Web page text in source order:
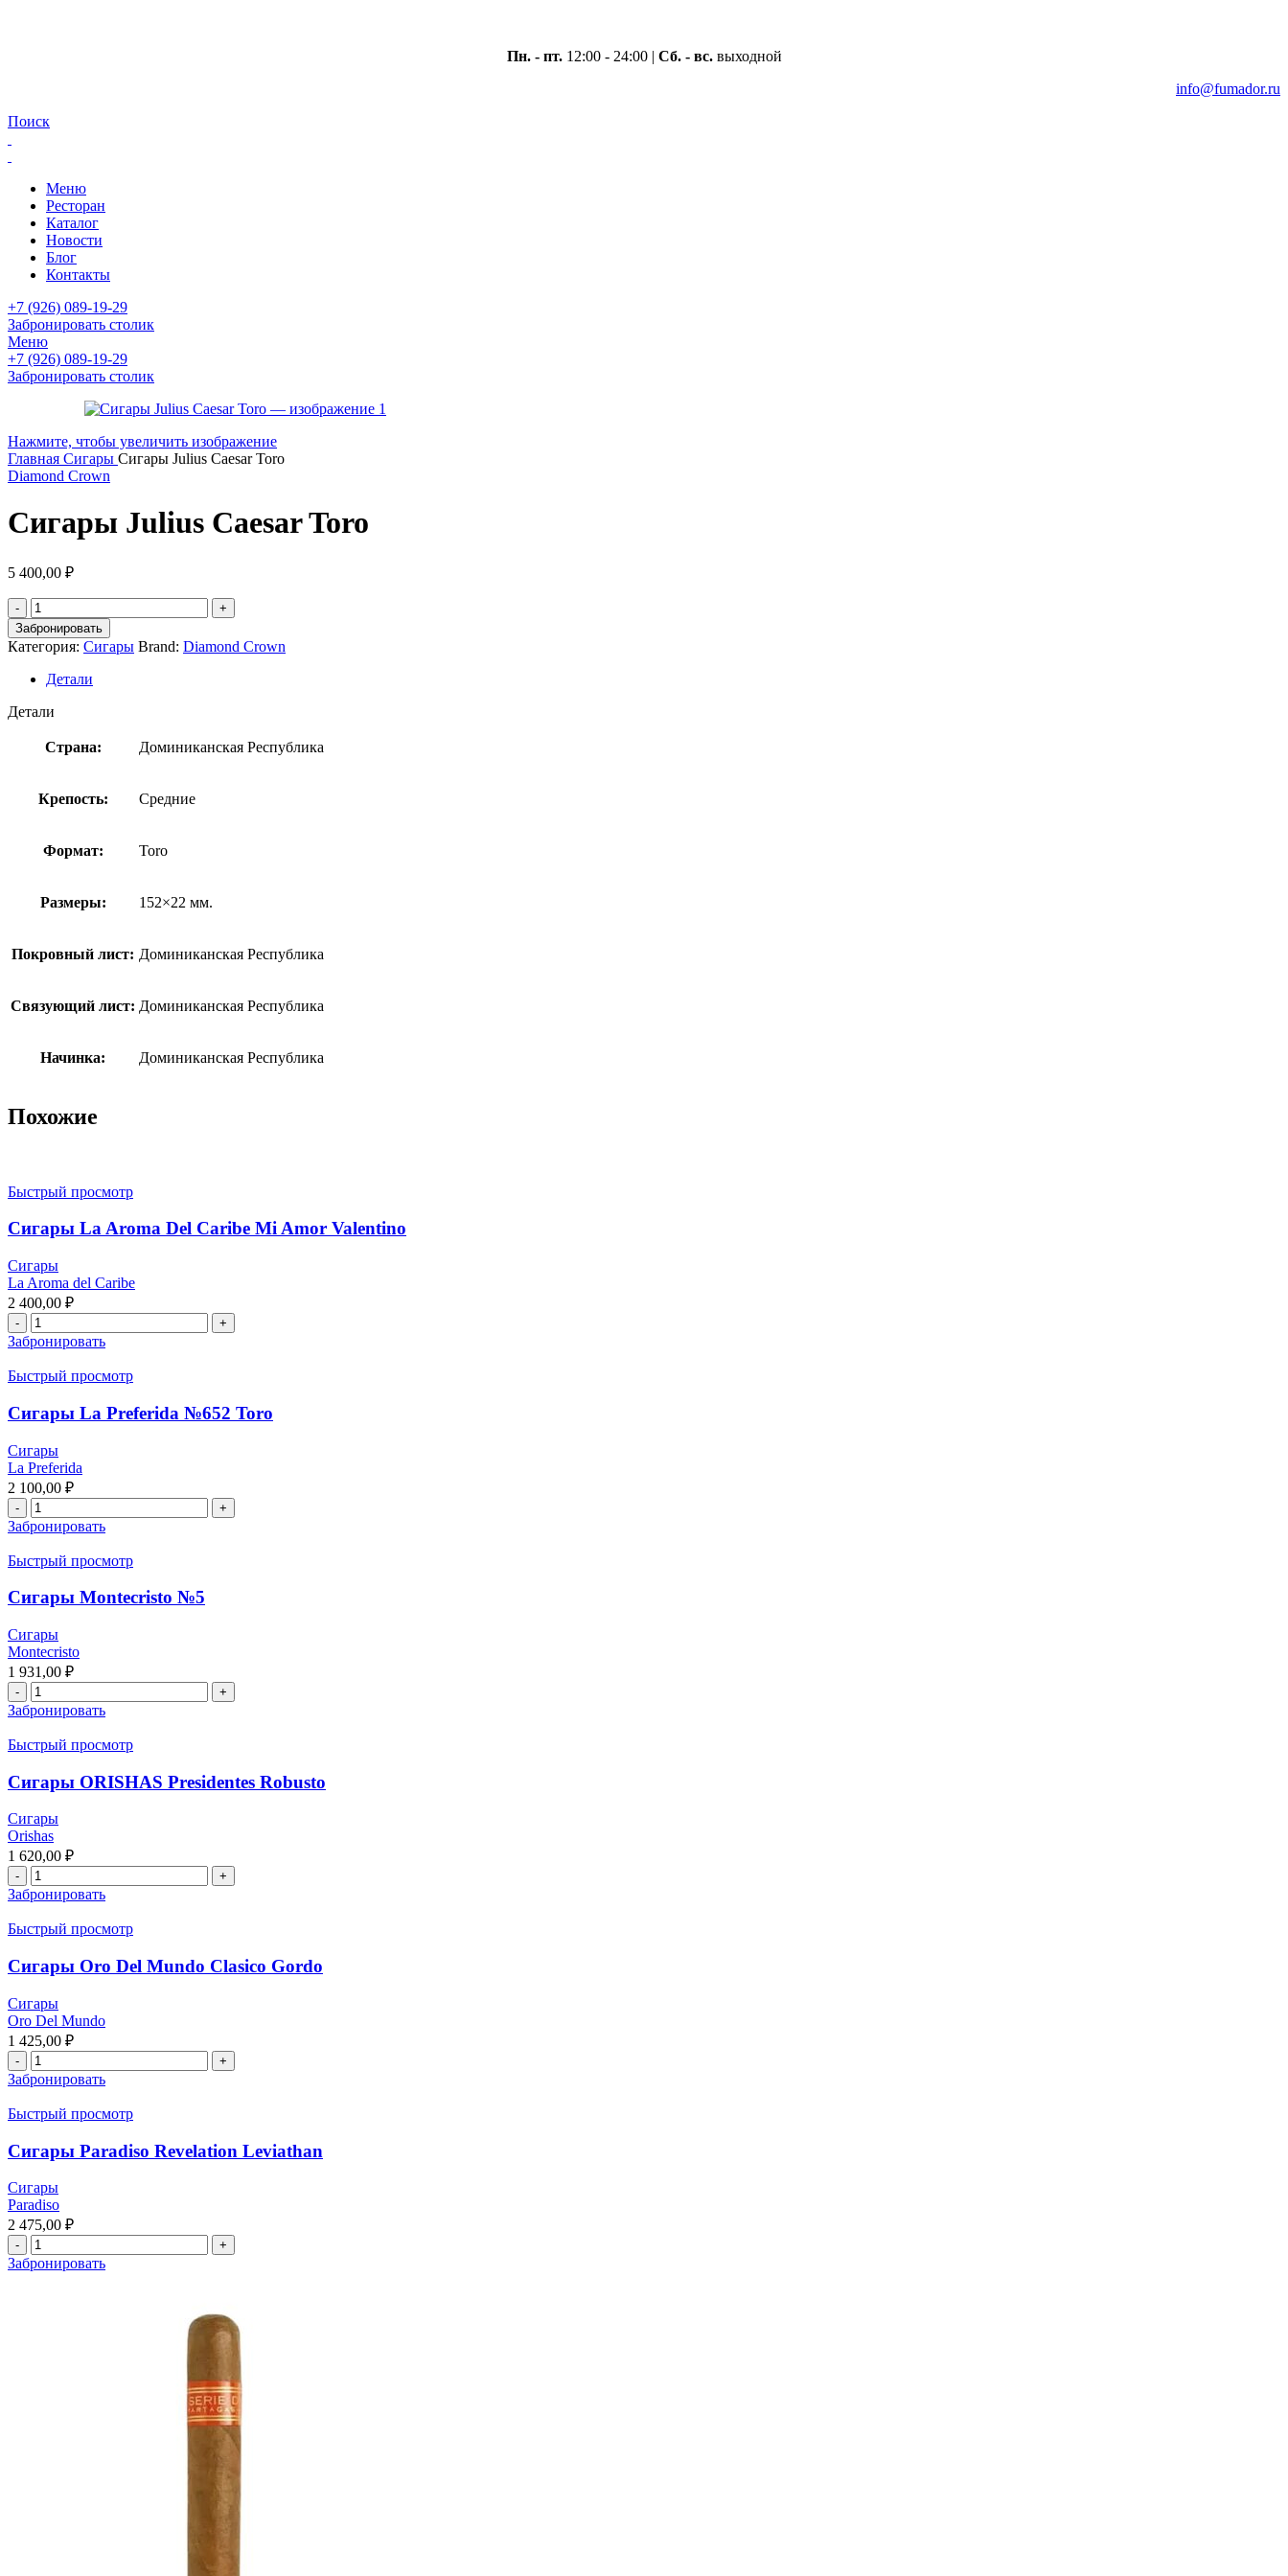
Пн. - пт.12:00 - 24:00 | Сб. - вс.выходной
info@fumador.ru
Поиск
Меню
Ресторан
Каталог
Новости
Блог
Контакты
+7 (926) 089-19-29
Забронировать столик
Меню
+7 (926) 089-19-29
Забронировать столик
Нажмите, чтобы увеличить изображение
Главная Сигары Сигары Julius Caesar Toro
Diamond Crown
Сигары Julius Caesar Toro
5 400,00 ₽
Забронировать
Категория: Сигары Brand: Diamond Crown
Детали
Детали
Страна: Доминиканская Республика
Крепость: Средние
Формат: Toro
Размеры: 152×22 мм.
Покровный лист: Доминиканская Республика
Связующий лист: Доминиканская Республика
Начинка: Доминиканская Республика
Похожие
Быстрый просмотр
Сигары La Aroma Del Caribe Mi Amor Valentino
Сигары
La Aroma del Caribe
2 400,00 ₽
Забронировать
Быстрый просмотр
Сигары La Preferida №652 Toro
Сигары
La Preferida
2 100,00 ₽
Забронировать
Быстрый просмотр
Сигары Montecristo №5
Сигары
Montecristo
1 931,00 ₽
Забронировать
Быстрый просмотр
Сигары ORISHAS Presidentes Robusto
Сигары
Orishas
1 620,00 ₽
Забронировать
Быстрый просмотр
Сигары Oro Del Mundo Clasico Gordo
Сигары
Oro Del Mundo
1 425,00 ₽
Забронировать
Быстрый просмотр
Сигары Paradiso Revelation Leviathan
Сигары
Paradiso
2 475,00 ₽
Забронировать